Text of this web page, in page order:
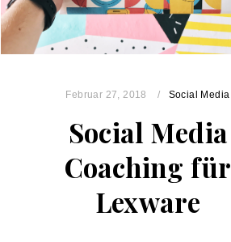
Februar 27, 2018 Social Media
Social Media
Coaching für
Lexware